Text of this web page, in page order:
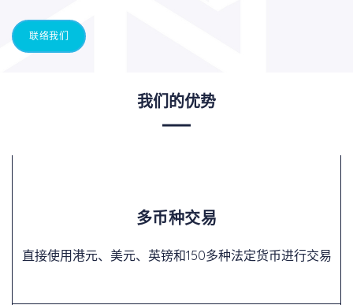
联络我们
我们的优势
多币种交易
直接使用港元、美元、英镑和150多种法定货币进行交易